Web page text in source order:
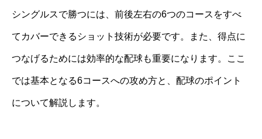
シングルスで勝つには、前後左右の6つのコースをすべ
てカバーできるショット技術が必要です。また、得点に
つなげるためには効率的な配球も重要になります。ここ
では基本となる6コースへの攻め方と、配球のポイント
について解説します。